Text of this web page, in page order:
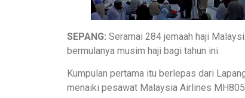
SEPANG: Seramai 284 jemaah haji
bermulanya musim haji bagi tahun ini.
Kumpulan pertama itu berlepas dari
menaiki pesawat Malaysia Airlines